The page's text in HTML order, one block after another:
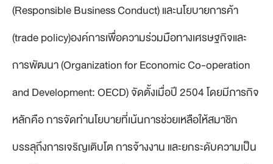
(Responsible Business Conduct) และนโยบายการค้า
(trade policy)องค์การเพื่อความร่วมมือทางเศรษฐกิจและ
การพัฒนา (Organization for Economic Co-operation
and Development: OECD) จัดตั้งเมื่อปี 2504 โดยมีภารกิจ
หลักคือ การจัดทำนโยบายที่เน้นการช่วยเหลือให้สมาชิก
บรรลุถึงการเจริญเติบโต การจ้างงาน และยกระดับความเป็น